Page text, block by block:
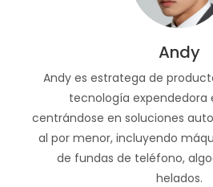
Andy
Andy es estratega de
tecnología expendedora
centrándose en soluciones
al por menor, incluyendo
de fundas de teléfono,
helados.